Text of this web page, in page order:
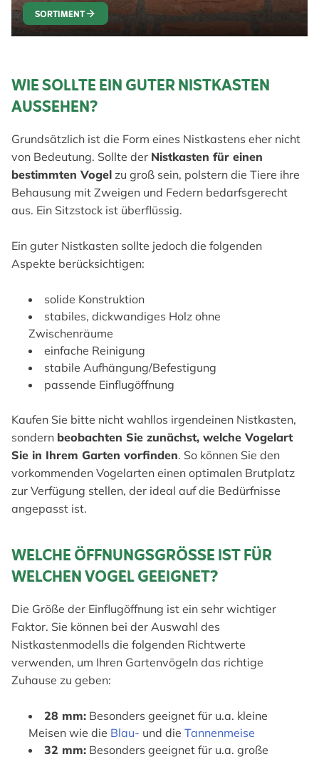
SORTIMENT
WIE SOLLTE EIN GUTER NISTKASTEN
AUSSEHEN?
Grundsätzlich ist die Form eines Nistkastens eher nicht
von Bedeutung. Sollte der Nistkasten für einen
bestimmten Vogel zu groß sein, polstern die Tiere ihre
Behausung mit Zweigen und Federn bedarfsgerecht
aus. Ein Sitzstock ist überflüssig.
Ein guter Nistkasten sollte jedoch die folgenden
Aspekte berücksichtigen:
solide Konstruktion
stabiles, dickwandiges Holz ohne
Zwischenräume
einfache Reinigung
stabile Aufhängung/Befestigung
passende Einflugöffnung
Kaufen Sie bitte nicht wahllos irgendeinen Nistkasten,
sondern beobachten Sie zunächst, welche Vogelart
Sie in Ihrem Garten vorfinden. So können Sie den
vorkommenden Vogelarten einen optimalen Brutplatz
zur Verfügung stellen, der ideal auf die Bedürfnisse
angepasst ist.
WELCHE ÖFFNUNGSGRÖSSE IST FÜR W
ELCHEN VOGEL GEEIGNET?
Die Größe der Einflugöffnung ist ein sehr wichtiger
Faktor. Sie können bei der Auswahl des
Nistkastenmodells die folgenden Richtwerte
verwenden, um Ihren Gartenvögeln das richtige
Zuhause zu geben:
28 mm: Besonders geeignet für u.a. kleine
Meisen wie die Blau- und die Tannenmeise
32 mm: Besonders geeignet für u.a. große